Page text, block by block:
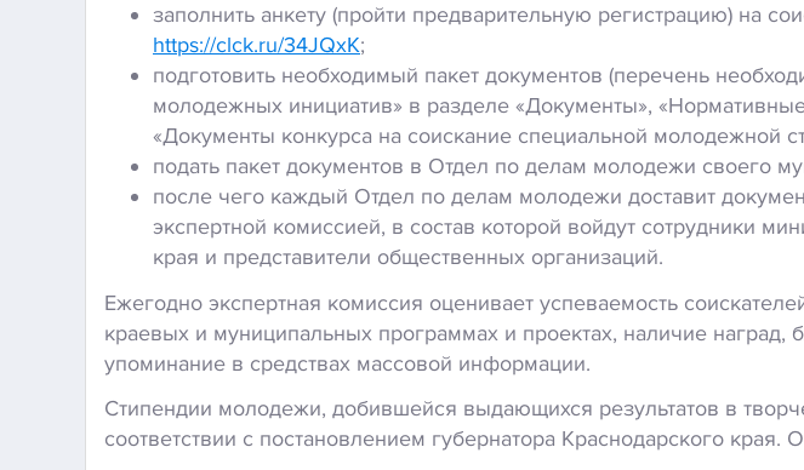
заполнить анкету (пройти предварительную регистрацию) на
https://clck.ru/34JQxK;
подготовить необходимый пакет документов (перечень
молодежных инициатив» в разделе «Документы»,
«Документы конкурса на соискание специальной молодежной
подать пакет документов в Отдел по делам молодежи своего
после чего каждый Отдел по делам молодежи доставит
экспертной комиссией, в состав которой войдут сотрудники
края и представители общественных организаций.
Ежегодно экспертная комиссия оценивает успеваемость
краевых и муниципальных программах и проектах, наличие
упоминание в средствах массовой информации.
Стипендии молодежи, добившейся выдающихся результатов в
соответствии с постановлением губернатора Краснодарского